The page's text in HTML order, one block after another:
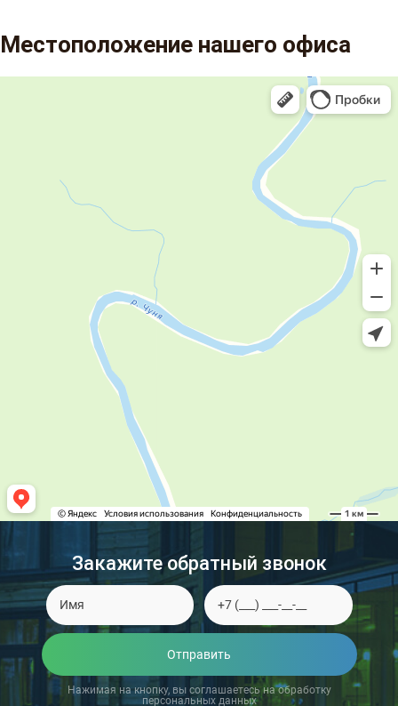
Местоположение нашего офиса
Закажите обратный звонок
Отправить
Нажимая на кнопку, вы соглашаетесь на обработку
персональных данных